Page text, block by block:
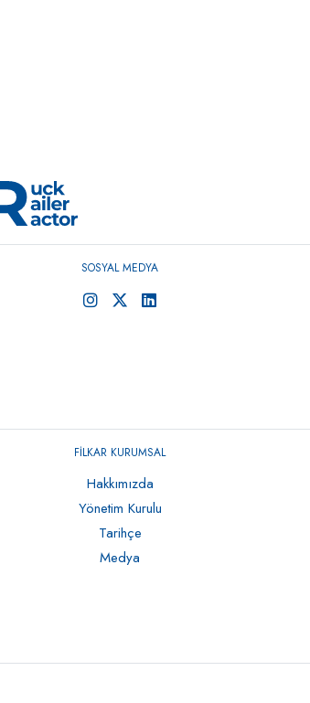
SOSYAL MEDYA
FİLKAR KURUMSAL
Hakkımızda
Yönetim Kurulu
Tarihçe
Medya